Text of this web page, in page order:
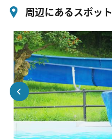
周辺にあるスポット